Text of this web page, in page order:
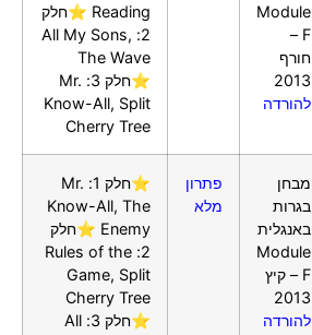
Module
F –
חורף
2013
להורדה
Reading ⭐חלק
2: All My Sons,
The Wave
⭐חלק 3: Mr.
Know-All, Split
Cherry Tree
מבחן
בגרות
באנגלית
Module
F – קיץ
2013
להורדה
פתרון
מלא
⭐חלק 1: Mr.
Know-All, The
Enemy ⭐חלק
2: Rules of the
Game, Split
Cherry Tree
⭐חלק 3: All